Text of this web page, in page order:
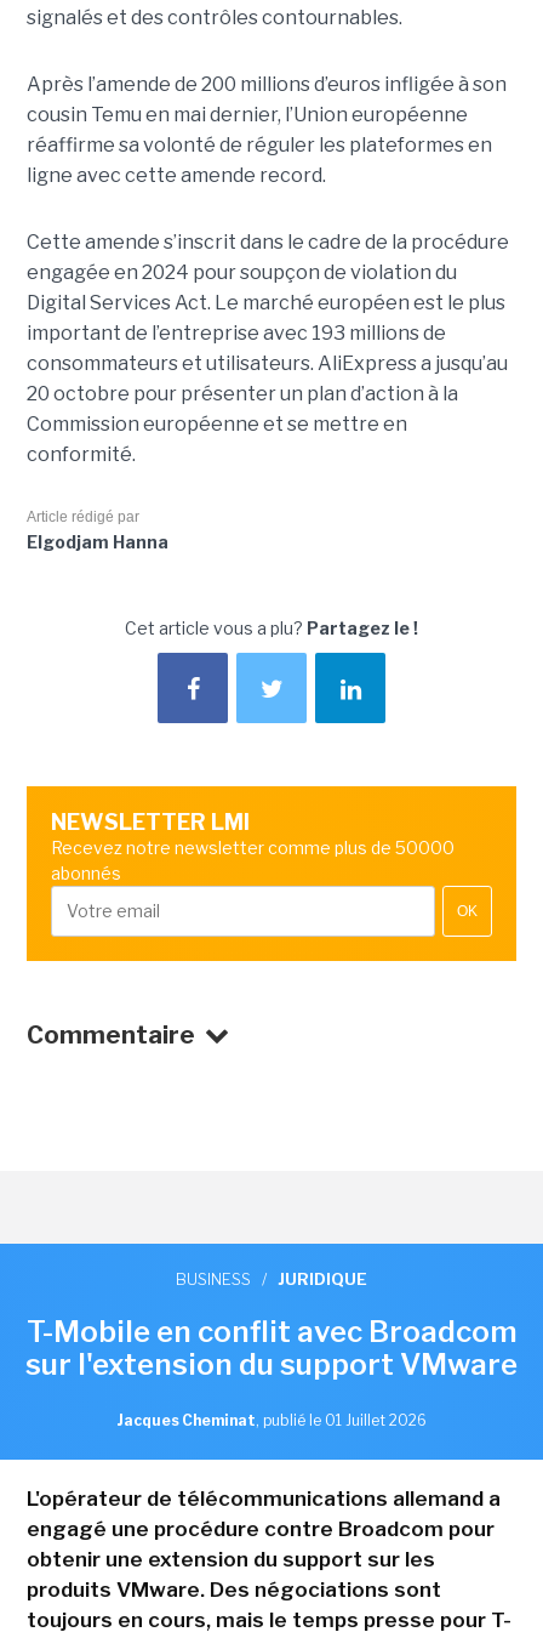
signalés et des contrôles contournables.
Après l’amende de 200 millions d’euros infligée à son
cousin Temu en mai dernier, l’Union européenne
réaffirme sa volonté de réguler les plateformes en
ligne avec cette amende record.
Cette amende s’inscrit dans le cadre de la procédure
engagée en 2024 pour soupçon de violation du
Digital Services Act. Le marché européen est le plus
important de l’entreprise avec 193 millions de
consommateurs et utilisateurs. AliExpress a jusqu’au
20 octobre pour présenter un plan d’action à la
Commission européenne et se mettre en
conformité.
Article rédigé par
Elgodjam Hanna
Cet article vous a plu? Partagez le !
NEWSLETTER LMI
Recevez notre newsletter comme plus de 50000
abonnés
OK
Commentaire
BUSINESS / JURIDIQUE
T-Mobile en conflit avec Broadcom
sur l'extension du support VMware
Jacques Cheminat, publié le 01 Juillet 2026
L'opérateur de télécommunications allemand a
engagé une procédure contre Broadcom pour
obtenir une extension du support sur les
produits VMware. Des négociations sont
toujours en cours, mais le temps presse pour T-